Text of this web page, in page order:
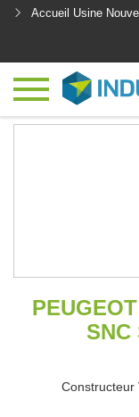
Accueil Usine
SNC
Constructeur